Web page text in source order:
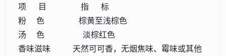
项 目 指 标
粉 色 棕黄至浅棕色
汤 色 淡棕红色
香味滋味 天然可可香，无烟焦味、霉味或其他